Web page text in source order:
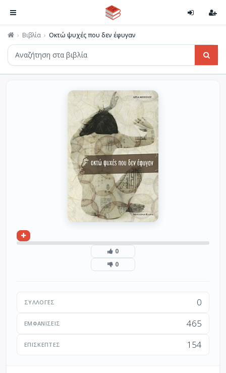
Βιβλία Οκτώ ψυχές που δεν έφυγαν
0
0
ΣΥΛΛΟΓΈΣ 0
ΕΜΦΑΝΊΣΕΙΣ 465
ΕΠΙΣΚΈΠΤΕΣ 154